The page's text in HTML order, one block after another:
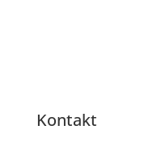
Kontakt